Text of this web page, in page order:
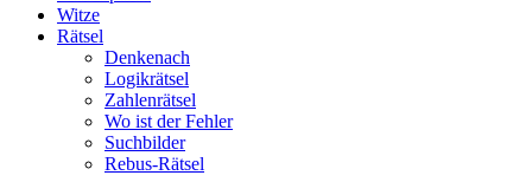
Witze
Rätsel
Denkenach
Logikrätsel
Zahlenrätsel
Wo ist der Fehler
Suchbilder
Rebus-Rätsel